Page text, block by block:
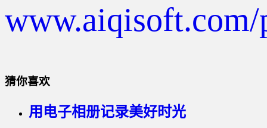
猜你喜欢
用电子相册记录美好时光